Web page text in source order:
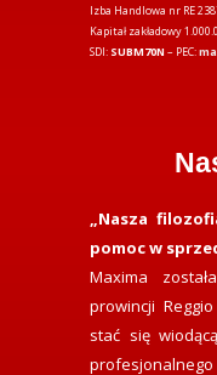
Izba Handlowa nr RE
Kapitał zakładowy
SDI: SUBM70N – PEC:
„Nasza
pomoc w
Maxima
prowincji
stać się